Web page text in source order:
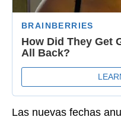
Las nuevas fechas